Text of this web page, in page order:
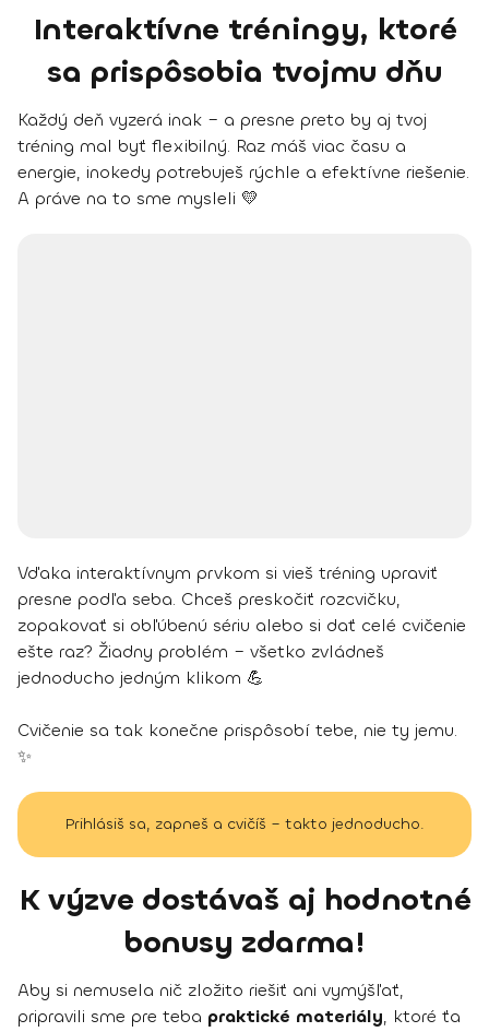
Interaktívne tréningy, ktoré
sa prispôsobia tvojmu dňu
Každý deň vyzerá inak – a presne preto by aj tvoj
tréning mal byť flexibilný. Raz máš viac času a
energie, inokedy potrebuješ rýchle a efektívne riešenie.
A práve na to sme mysleli 💛
Vďaka interaktívnym prvkom si vieš tréning upraviť
presne podľa seba. Chceš preskočiť rozcvičku,
zopakovať si obľúbenú sériu alebo si dať celé cvičenie
ešte raz? Žiadny problém – všetko zvládneš
jednoducho jedným klikom 💪
Cvičenie sa tak konečne prispôsobí tebe, nie ty jemu.
✨
Prihlásiš sa, zapneš a cvičíš – takto jednoducho.
K výzve dostávaš aj hodnotné
bonusy zdarma!
Aby si nemusela nič zložito riešiť ani vymýšľať,
pripravili sme pre teba praktické materiály, ktoré ťa